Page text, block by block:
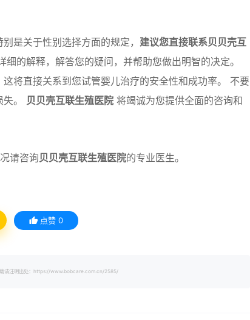
是关于性别选择方面的规定， 建议您直接联系贝贝壳互
的解释，解答您的疑问，并帮助您做出明智的决定。
将直接关系到您试管婴儿治疗的安全性和成功率。 不要
。 贝贝壳互联生殖医院 将竭诚为您提供全面的咨询和
请咨询贝贝壳互联生殖医院的专业医生。
点赞 0
载请注明出处：https://www.bobcare.com.cn/2585/